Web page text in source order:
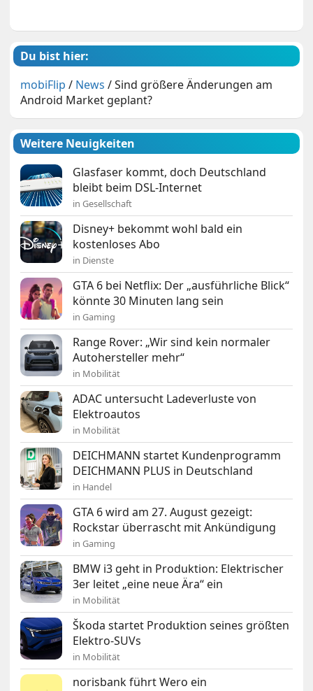
Du bist hier:
mobiFlip / News /Sind größere Änderungen am
Android Market geplant?
Weitere Neuigkeiten
Glasfaser kommt, doch Deutschland
bleibt beim DSL-Internet
in Gesellschaft
Disney+ bekommt wohl bald ein
kostenloses Abo
in Dienste
GTA 6 bei Netflix: Der „ausführliche Blick“
könnte 30 Minuten lang sein
in Gaming
Range Rover: „Wir sind kein normaler
Autohersteller mehr“
in Mobilität
ADAC untersucht Ladeverluste von
Elektroautos
in Mobilität
DEICHMANN startet Kundenprogramm
DEICHMANN PLUS in Deutschland
in Handel
GTA 6 wird am 27. August gezeigt:
Rockstar überrascht mit Ankündigung
in Gaming
BMW i3 geht in Produktion: Elektrischer
3er leitet „eine neue Ära“ ein
in Mobilität
Škoda startet Produktion seines größten
Elektro-SUVs
in Mobilität
norisbank führt Wero ein